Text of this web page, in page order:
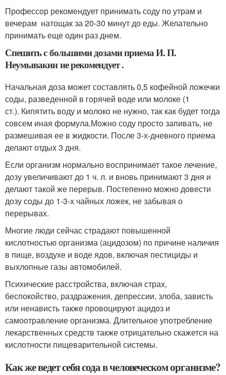
Профессор рекомендует принимать соду по утрам и
вечерам натощак за 20-30 минут до еды. Желательно
принимать еще один раз днем.
Спешить с большими дозами приема И. П.
Неумывакин не рекомендует .
Начальная доза может составлять 0,5 кофейной ложечки
соды, разведенной в горячей воде или молоке (1
ст.). Кипятить воду и молоко не нужно, так как будет тогда
совсем иная формула.Можно соду просто запивать, не
размешивая ее в жидкости. После 3-х-дневного приема
делают отдых 3 дня.
Если организм нормально воспринимает такое лечение,
дозу увеличивают до 1 ч. л. и вновь принимают 3 дня и
делают такой же перерыв. Постепенно можно довести
дозу соды до 1-3-х чайных ложек, не забывая о
перерывах.
Многие люди сейчас страдают повышенной
кислотностью организма (ацидозом) по причине наличия
в пище, воздухе и воде ядов, включая пестициды и
выхлопные газы автомобилей.
Психические расстройства, включая страх,
беспокойство, раздражения, депрессии, злоба, зависть
или ненависть также провоцируют ацидоз и
самоотравление организма. Длительное употребление
лекарственных средств также отрицательно скажется на
кислотности пищеварительной системы.
Как же ведет себя сода в человеческом организме?